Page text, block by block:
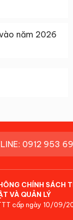
năm 2026
0912 953
CHÍNH SÁCH
VÀ QUẢN LÝ
cấp ngày 10/09/